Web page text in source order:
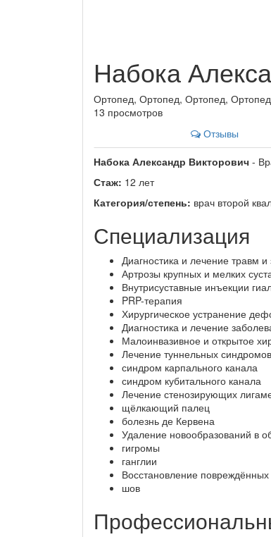
Набока
Ортопед, Ортопед, Ортопед,
13 просмотров
Отзывы
Набока Александр Викторович -
Стаж: 12 лет
Категория/степень: врач второй
Специализация
Диагностика и лечение травм
Артрозы крупных и мелких
Внутрисуставные инъекции
PRP-терапия
Хирургическое устранение
Диагностика и лечение
Малоинвазивное и открытое
Лечение туннельных
синдром карпального канала
синдром кубитального канала
Лечение стенозирующих
щёлкающий палец
болезнь де Кервена
Удаление новообразований в
гигромы
ганглии
Восстановление
шов